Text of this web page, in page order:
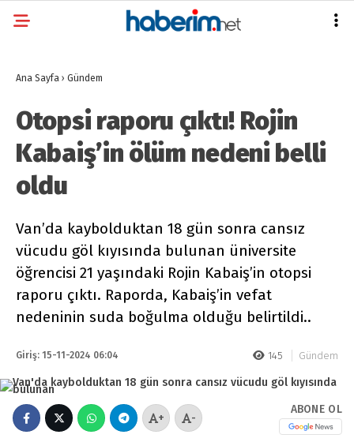
Ana Sayfa › Gündem
Otopsi raporu çıktı! Rojin
Kabaiş’in ölüm nedeni belli
oldu
Van’da kaybolduktan 18 gün sonra cansız
vücudu göl kıyısında bulunan üniversite
öğrencisi 21 yaşındaki Rojin Kabaiş’in otopsi
raporu çıktı. Raporda, Kabaiş’in vefat
nedeninin suda boğulma olduğu belirtildi..
Giriş: 15-11-2024 06:04 145 Gündem
+ -
ABONE OL